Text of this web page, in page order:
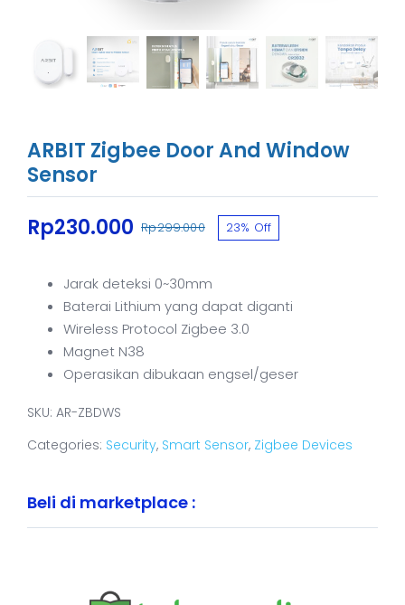
ARBIT Zigbee Door And Window
Sensor
Rp299.000Original
was:
Rp299.000.
Rp230.000
Current
is:
Rp230.000.
23% Off
Jarak deteksi 0~30mm
Baterai Lithium yang dapat diganti
Wireless Protocol Zigbee 3.0
Magnet N38
Operasikan dibukaan engsel/geser
SKU: AR-ZBDWS
Categories: Security, Smart Sensor, Zigbee Devices
Beli di marketplace :